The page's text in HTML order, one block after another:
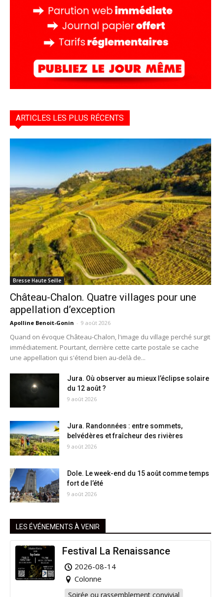
ARTICLES LES PLUS RÉCENTS
Bresse Haute Seille
Château-Chalon. Quatre villages pour une
appellation d’exception
Apolline Benoit-Gonin - 9 août 2026
Quand on évoque Château-Chalon, l'image du village perché surgit
immédiatement. Pourtant, derrière cette carte postale se cache
une appellation qui s'étend bien au-delà de...
Jura. Où observer au mieux l’éclipse solaire
du 12 août ?
9 août 2026
Jura. Randonnées : entre sommets,
belvédères et fraîcheur des rivières
9 août 2026
Dole. Le week-end du 15 août comme temps
fort de l’été
9 août 2026
LES ÉVÉNEMENTS À VENIR
Festival La Renaissance
2026-08-14
Colonne
Soirée ou rassemblement convivial